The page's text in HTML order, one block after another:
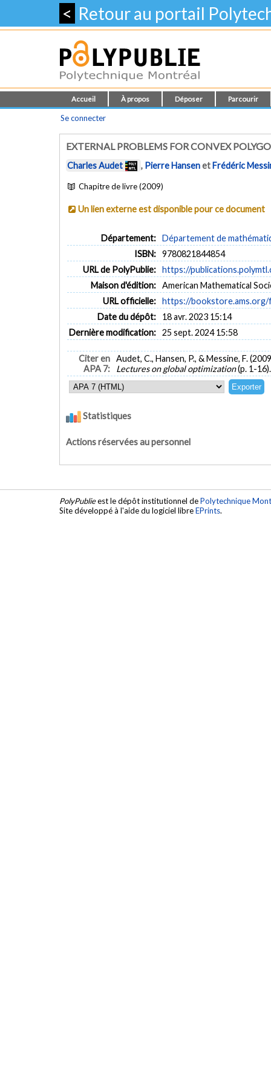
< Retour au portail
Accueil À propos Déposer Parcourir
Se connecter
EXTERNAL PROBLEMS FOR CONVEX
Charles Audet , Pierre HansenetFrédéric
Chapitre de livre (2009)
Un lien externe est disponible pour ce document
Département: Département de
ISBN: 9780821844854
URL de PolyPublie: https://
Maison d'édition: American Mathematical
URL officielle: https://bookstore.ams.org/
Date du dépôt:
18 avr. 2023 15:14
Dernière modification: 25 sept. 2024 15:58
Citer en
APA 7:
Audet, C., Hansen, P., & Messine, F.
Lectures on global optimization(p. 1-
Statistiques
Actions réservées au personnel
PolyPublieest le dépôt institutionnel dePolytechnique
Site développé à l'aide du logiciel libreEPrints.